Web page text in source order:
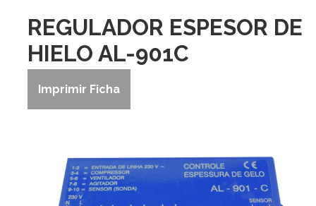
REGULADOR ESPESOR DE
HIELO AL-901C
Imprimir Ficha